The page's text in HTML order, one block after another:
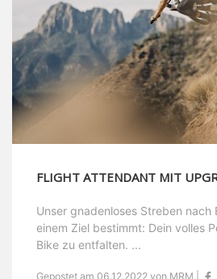
FLIGHT ATTENDANT MIT
Unser gnadenloses Streben nach
einem Ziel bestimmt: Dein volles
Bike zu entfalten. ...
Gepostet am 06.12.2022 von MRM |